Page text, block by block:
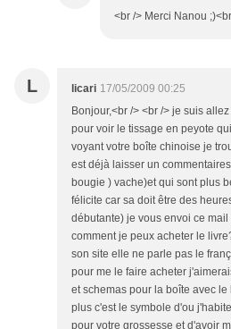
<br /> Merci Nanou
L licari 17/05/2009 00:25
Bonjour,<br /> <br /> je suis
pour voir le tissage en peyote
voyant votre boîte chinoise je
est déjà laisser un
bougie ) vache)et qui sont plus
félicite car sa doit être des
débutante) je vous envoi ce
comment je peux acheter le
son site elle ne parle pas le
pour me le faire acheter
et schemas pour la boîte avec
plus c'est le symbole d'ou
pour votre grossesse et d'avoir